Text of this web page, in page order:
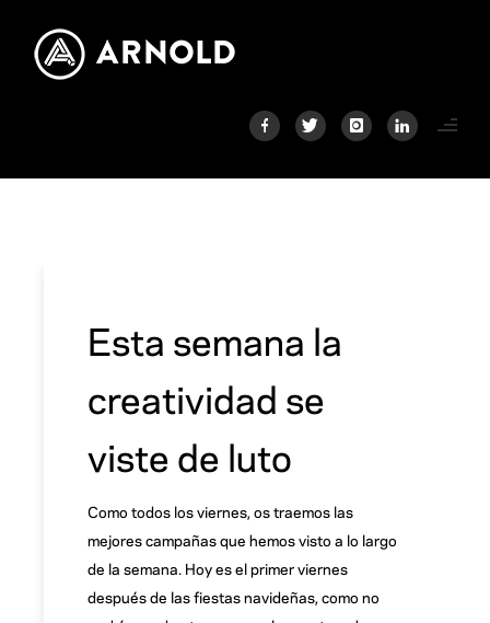
Esta semana la
creatividad se
viste de luto
Como todos los viernes, os traemos las
mejores campañas que hemos visto a lo largo
de la semana. Hoy es el primer viernes
después de las fiestas navideñas, como no